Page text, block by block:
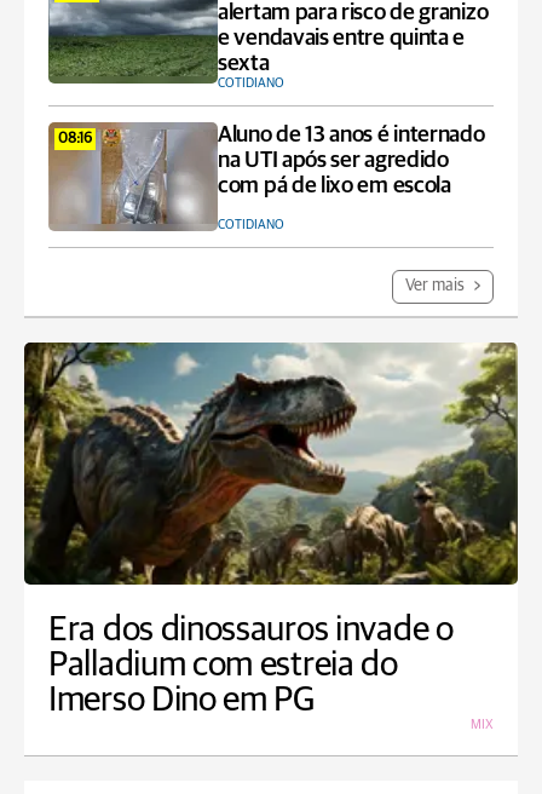
alertam para risco de granizo
e vendavais entre quinta e
sexta
COTIDIANO
08:16
Aluno de 13 anos é internado
na UTI após ser agredido
com pá de lixo em escola
COTIDIANO
Ver mais
Era dos dinossauros invade o
Palladium com estreia do
Imerso Dino em PG
MIX